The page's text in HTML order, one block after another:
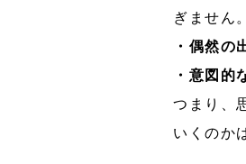
ぎません
・偶然の
・意図的
つまり、
いくのか